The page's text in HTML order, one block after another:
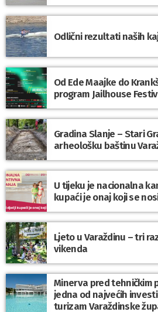
Odlični rezultati naših
Od Ede Maajke do
program Jailhouse
Gradina Slanje – Stari
arheološku baštinu
U tijeku je nacionalna
kupaći je onaj koji se
Ljeto u Varaždinu – tri
vikenda
Minerva pred tehničkim
jedna od najvećih
turizam Varaždinske